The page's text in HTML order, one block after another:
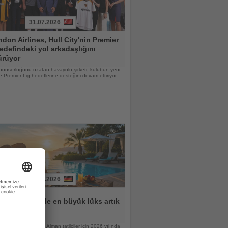
31.07.2026
Airlines, Hull City'nin Premier
yol arkadaşlığını
uzatan havayolu şirketi, kulübün yeni
Premier Lig hedeflerine desteğini devam ettiriyor
31.07.2026
için tatilde en büyük lüks artık
göre Alman tatilciler için 2026 yılında